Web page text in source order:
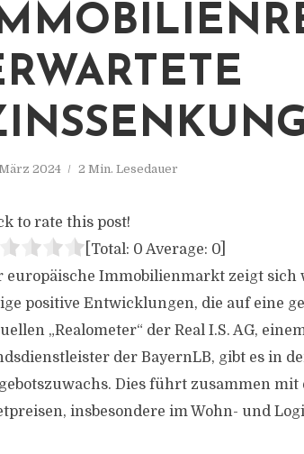
2024 2 Min. Lesedauer
to rate this post!
[Total: 0 Average: 0
europäische Immobilienmarkt zeigt
positive Entwicklungen, die auf eine
„Realometer“ der Real I.S. AG,
der BayernLB, gibt es in
Dies führt zusammen
insbesondere im Wohn- und